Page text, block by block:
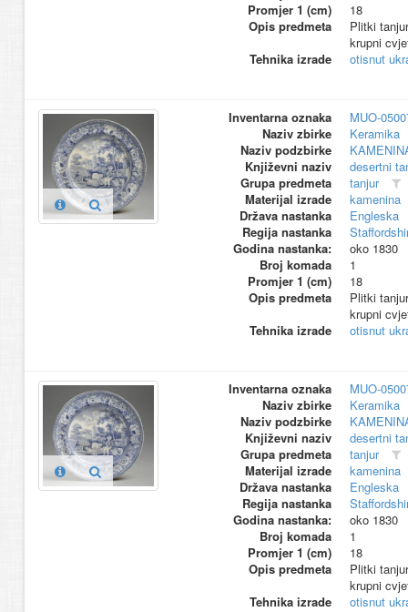
Promjer 1 (cm)
18
Opis predmeta
Plitki
krupni
Tehnika izrade
otisnut
Inventarna oznaka
MUO-
Naziv zbirke
Keramika
Naziv podzbirke
Književni naziv
desertni
Grupa predmeta
tanjur
Materijal izrade
kamenina
Država nastanka
Engleska
Regija nastanka
Godina nastanka:
oko 1830
Broj komada
1
Promjer 1 (cm)
18
Opis predmeta
Plitki
krupni
Tehnika izrade
otisnut
Inventarna oznaka
MUO-
Naziv zbirke
Keramika
Naziv podzbirke
Književni naziv
desertni
Grupa predmeta
tanjur
Materijal izrade
kamenina
Država nastanka
Engleska
Regija nastanka
Godina nastanka:
oko 1830
Broj komada
1
Promjer 1 (cm)
18
Opis predmeta
Plitki
krupni
Tehnika izrade
otisnut